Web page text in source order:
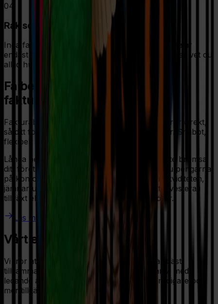
04
Rak som en papegoja
Inga fasta avgifter eller dolda kostnader, du betalar
endast för den finansiering du använder. Med oss vet du
alltid hur det faktiskt ligger till.
Få betalt snabbare med
fakturabelåning
Fakturabelåning frigör kapital från dina fakturor direkt,
så ditt företag kan flyga högre utan väntetider. Snabbt,
flexibelt och utan dolda avgifter.
Långa betalningstider hos kunder behöver inte bromsa
ditt företag. Med Alisas fakturabelåning får du pengarna
på kontot ofta inom 24 timmar. Det stärker likviditeten,
jämnar ut kassaflödet och ger dig frihet att investera i
tillväxt eller utnyttja rabatter hos leverantörer.
Läs mera
Vårt ekosystem
Vi tror att framtidens banktjänster fungerar bäst
tillsammans med andra. Därför samarbetar vi med
ledande aktörer för att göra finansiering smidigare och
mer tillgänglig för företag.